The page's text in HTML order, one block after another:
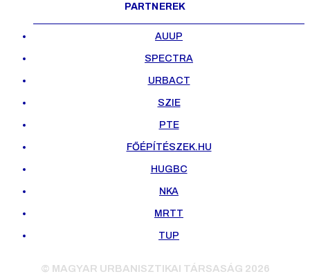
PARTNEREK
AUUP
SPECTRA
URBACT
SZIE
PTE
FŐÉPÍTÉSZEK.HU
HUGBC
NKA
MRTT
TUP
© MAGYAR URBANISZTIKAI TÁRSASÁG 2026